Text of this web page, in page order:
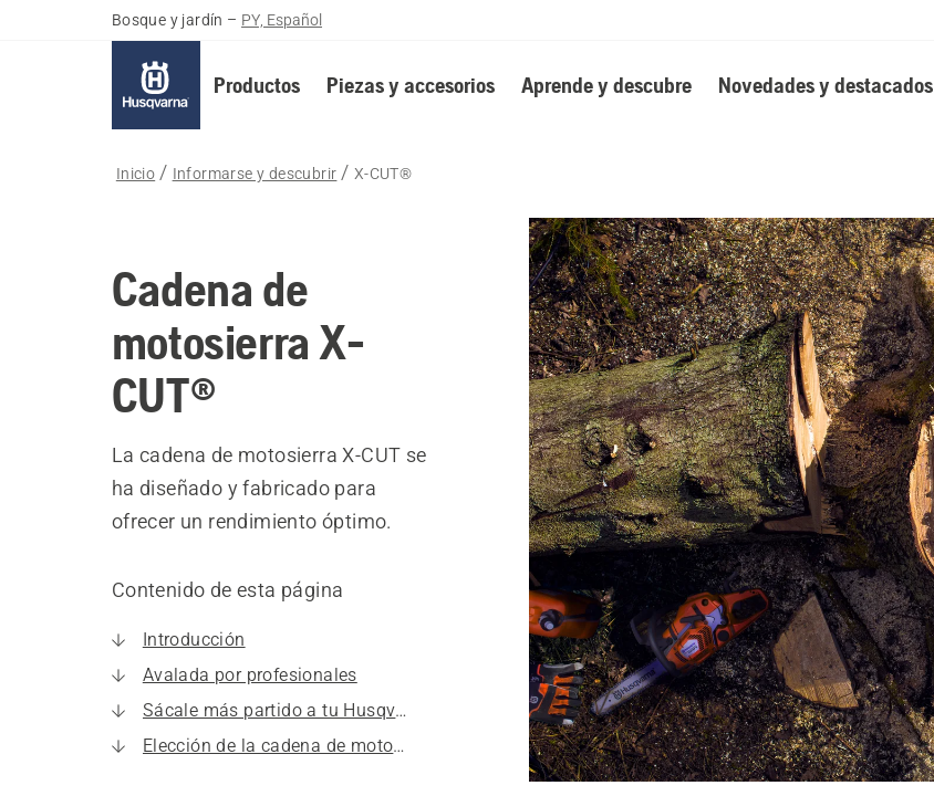
Bosque y jardín – PY, Español
Productos Piezas y accesorios Aprende y descubre Novedades y destacados
Inicio Informarse y descubrir X-CUT®
Cadena de
motosierra X-
CUT®
La cadena de motosierra X-CUT se
ha diseñado y fabricado para
ofrecer un rendimiento óptimo.
Contenido de esta página
Introducción
Avalada por profesionales
Sácale más partido a tu Husqvarna
Elección de la cadena de motosierra más adecuada